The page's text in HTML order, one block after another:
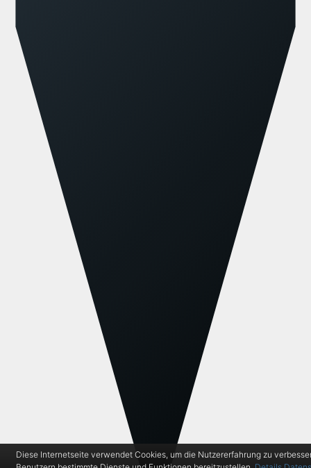
Diese Internetseite verwendet Cookies, um die Nutzererfahrung zu